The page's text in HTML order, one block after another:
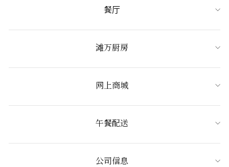
餐厅
滩万厨房
网上商城
午餐配送
公司信息